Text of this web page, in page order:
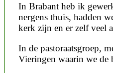
In Brabant heb ik
nergens thuis, hadden
kerk zijn en er zelf veel
In de pastoraatsgroep,
Vieringen waarin we de